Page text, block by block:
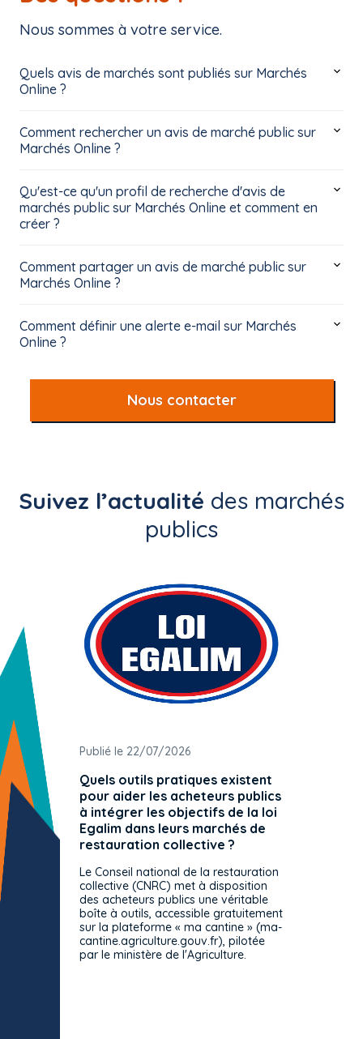
Nous sommes à votre service.
Quels avis de marchés sont publiés sur Marchés
Online ?
Comment rechercher un avis de marché public sur
Marchés Online ?
Qu'est-ce qu'un profil de recherche d'avis de
marchés public sur Marchés Online et comment en
créer ?
Comment partager un avis de marché public sur
Marchés Online ?
Comment définir une alerte e-mail sur Marchés
Online ?
Nous contacter
Suivez l’actualité des marchés
publics
Publié le 22/07/2026
Quels outils pratiques existent
pour aider les acheteurs publics
à intégrer les objectifs de la loi
Egalim dans leurs marchés de
restauration collective ?
Le Conseil national de la restauration
collective (CNRC) met à disposition
des acheteurs publics une véritable
boîte à outils, accessible gratuitement
sur la plateforme « ma cantine » (ma-
cantine.agriculture.gouv.fr), pilotée
par le ministère de l'Agriculture.